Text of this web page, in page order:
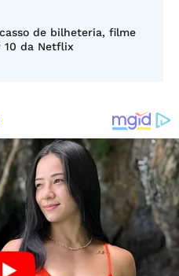
de bilheteria, filme
10 da Netflix